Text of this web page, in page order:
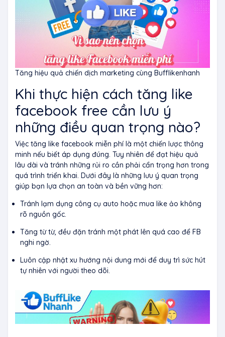
Tăng hiệu quả chiến dịch marketing cùng Bufflikenhanh
Khi thực hiện cách tăng like
facebook free cần lưu ý
những điều quan trọng nào?
Việc tăng like facebook miễn phí là một chiến lược thông
minh nếu biết áp dụng đúng. Tuy nhiên để đạt hiệu quả
lâu dài và tránh những rủi ro cần phải cẩn trọng hơn trong
quá trình triển khai. Dưới đây là những lưu ý quan trọng
giúp bạn lựa chọn an toàn và bền vững hơn:
Tránh lạm dụng công cụ auto hoặc mua like ảo không
rõ nguồn gốc.
Tăng từ từ, đều đặn tránh một phát lên quá cao để FB
nghi ngờ.
Luôn cập nhật xu hướng nội dung mới để duy trì sức hút
tự nhiên với người theo dõi.